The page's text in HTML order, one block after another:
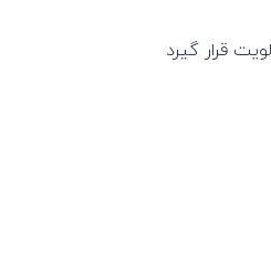
قرار گیرد